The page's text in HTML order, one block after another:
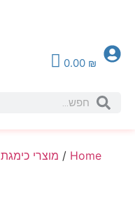
0.00 ₪
Home
/ מוצרי כימגת